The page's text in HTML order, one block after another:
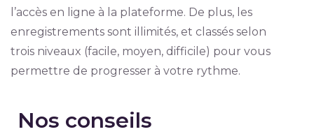
l’accès en ligne à la plateforme. De plus, les
enregistrements sont illimités, et classés selon
trois niveaux (facile, moyen, difficile) pour vous
permettre de progresser à votre rythme.
Nos conseils